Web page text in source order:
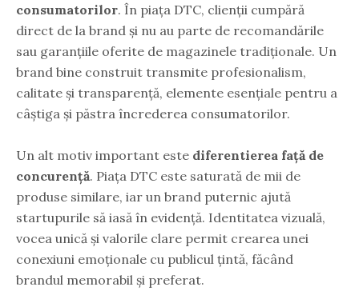
consumatorilor. În piața DTC, clienții cumpără
direct de la brand și nu au parte de recomandările
sau garanțiile oferite de magazinele tradiționale. Un
brand bine construit transmite profesionalism,
calitate și transparență, elemente esențiale pentru a
câștiga și păstra încrederea consumatorilor.
Un alt motiv important este diferentierea față de
concurență. Piața DTC este saturată de mii de
produse similare, iar un brand puternic ajută
startupurile să iasă în evidență. Identitatea vizuală,
vocea unică și valorile clare permit crearea unei
conexiuni emoționale cu publicul țintă, făcând
brandul memorabil și preferat.